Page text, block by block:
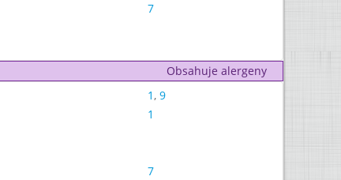
7
Obsahuje alergeny
1, 9
1
7